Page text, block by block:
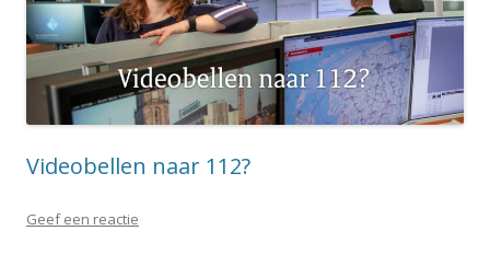
Videobellen naar 112?
Geef een reactie